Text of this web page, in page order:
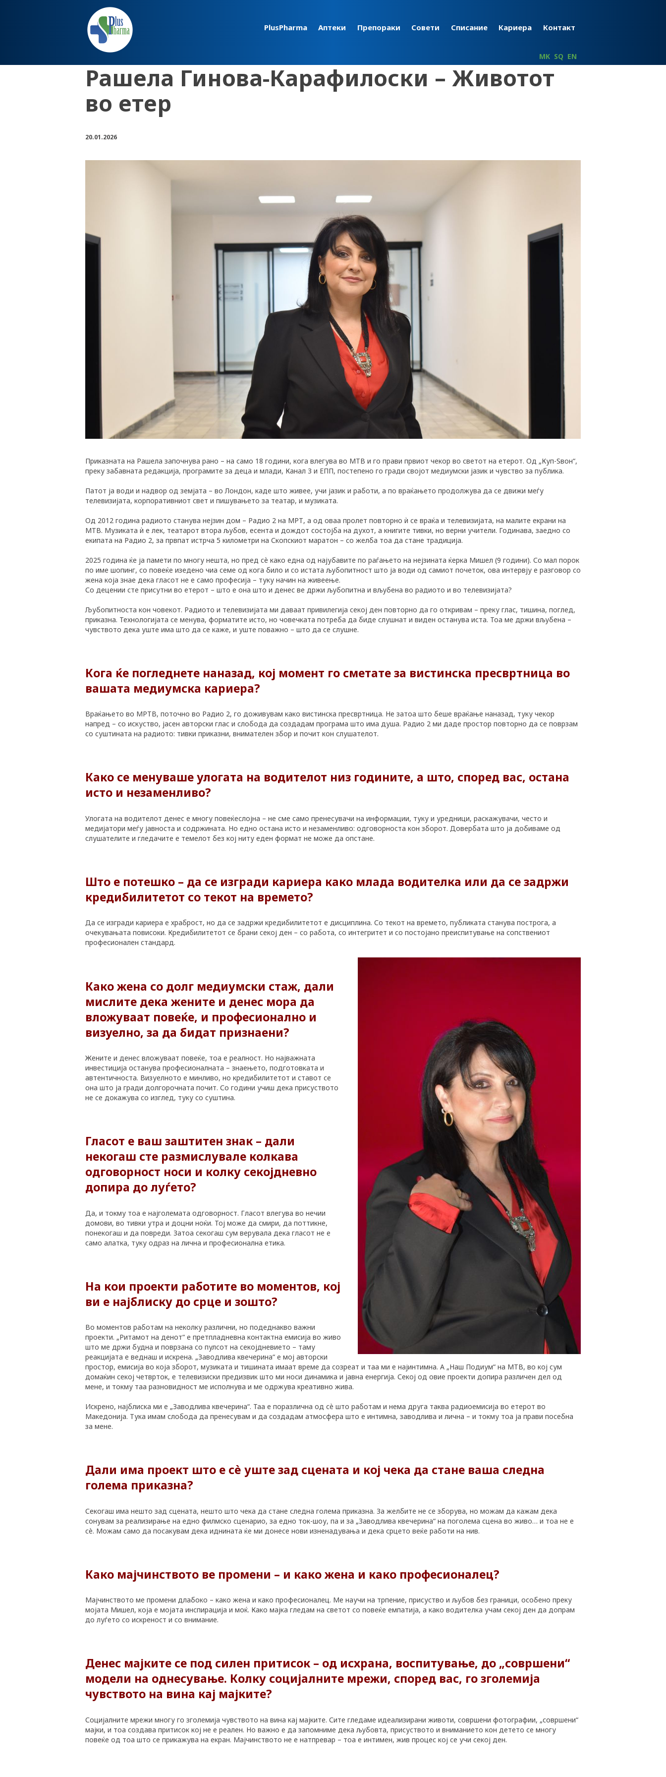
PlusPharma Аптеки Препораки Совети Списание Кариера Контакт
MK SQ EN
PLUSPHARMA
ПРЕПОРАКИ
Рашела Гинова-Карафилоски – Животот
во етер
20.01.2026
Приказната на Рашела започнува рано – на само 18 години, кога влегува во МТВ и го прави првиот чекор во светот на етерот. Од „Куп-Ѕвон“,
преку забавната редакција, програмите за деца и млади, Канал 3 и ЕПП, постепено го гради својот медиумски јазик и чувство за публика.
Патот ја води и надвор од земјата – во Лондон, каде што живее, учи јазик и работи, а по враќањето продолжува да се движи меѓу
телевизијата, корпоративниот свет и пишувањето за театар, и музиката.
Од 2012 година радиото станува нејзин дом – Радио 2 на МРТ, а од оваа пролет повторно ѝ се враќа и телевизијата, на малите екрани на
МТВ. Музиката ѝ е лек, театарот втора љубов, есента и дождот состојба на духот, а книгите тивки, но верни учители. Годинава, заедно со
екипата на Радио 2, за првпат истрча 5 километри на Скопскиот маратон – со желба тоа да стане традиција.
2025 година ќе ја памети по многу нешта, но пред сè како една од најубавите по раѓањето на нејзината ќерка Мишел (9 години). Со мал порок
по име шопинг, со повеќе изедено чиа семе од кога било и со истата љубопитност што ја води од самиот почеток, ова интервју е разговор со
жена која знае дека гласот не е само професија – туку начин на живеење.
Со децении сте присутни во етерот – што е она што и денес ве држи љубопитна и вљубена во радиото и во телевизијата?
Љубопитноста кон човекот. Радиото и телевизијата ми даваат привилегија секој ден повторно да го откривам – преку глас, тишина, поглед,
приказна. Технологијата се менува, форматите исто, но човечката потреба да биде слушнат и виден останува иста. Тоа ме држи вљубена –
чувството дека уште има што да се каже, и уште поважно – што да се слушне.
Кога ќе погледнете наназад, кој момент го сметате за вистинска пресвртница во
вашата медиумска кариера?
Враќањето во МРТВ, поточно во Радио 2, го доживувам како вистинска пресвртница. Не затоа што беше враќање наназад, туку чекор
напред – со искуство, јасен авторски глас и слобода да создадам програма што има душа. Радио 2 ми даде простор повторно да се поврзам
со суштината на радиото: тивки приказни, внимателен збор и почит кон слушателот.
Како се менуваше улогата на водителот низ годините, а што, според вас, остана
исто и незаменливо?
Улогата на водителот денес е многу повеќеслојна – не сме само пренесувачи на информации, туку и уредници, раскажувачи, често и
медијатори меѓу јавноста и содржината. Но едно остана исто и незаменливо: одговорноста кон зборот. Довербата што ја добиваме од
слушателите и гледачите е темелот без кој ниту еден формат не може да опстане.
Што е потешко – да се изгради кариера како млада водителка или да се задржи
кредибилитетот со текот на времето?
Да се изгради кариера е храброст, но да се задржи кредибилитетот е дисциплина. Со текот на времето, публиката станува построга, а
очекувањата повисоки. Кредибилитетот се брани секој ден – со работа, со интегритет и со постојано преиспитување на сопствениот
професионален стандард.
Како жена со долг медиумски стаж, дали
мислите дека жените и денес мора да
вложуваат повеќе, и професионално и
визуелно, за да бидат признаени?
Жените и денес вложуваат повеќе, тоа е реалност. Но најважната
инвестиција останува професионалната – знаењето, подготовката и
автентичноста. Визуелното е минливо, но кредибилитетот и ставот се
она што ја гради долгорочната почит. Со години учиш дека присуството
не се докажува со изглед, туку со суштина.
Гласот е ваш заштитен знак – дали
некогаш сте размислувале колкава
одговорност носи и колку секојдневно
допира до луѓето?
Да, и токму тоа е најголемата одговорност. Гласот влегува во нечии
домови, во тивки утра и доцни ноќи. Тој може да смири, да поттикне,
понекогаш и да повреди. Затоа секогаш сум верувала дека гласот не е
само алатка, туку одраз на лична и професионална етика.
На кои проекти работите во моментов, кој
ви е најблиску до срце и зошто?
Во моментов работам на неколку различни, но подеднакво важни
проекти. „Ритамот на денот“ е претпладневна контактна емисија во живо
што ме држи будна и поврзана со пулсот на секојдневието – таму
реакцијата е веднаш и искрена. „Заводлива квечерина“ е мој авторски
простор, емисија во која зборот, музиката и тишината имаат време да созреат и таа ми е најинтимна. А „Наш Подиум“ на МТВ, во кој сум
домаќин секој четврток, е телевизиски предизвик што ми носи динамика и јавна енергија. Секој од овие проекти допира различен дел од
мене, и токму таа разновидност ме исполнува и ме одржува креативно жива.
Искрено, најблиска ми е „Заводлива квечерина“. Таа е поразлична од сè што работам и нема друга таква радиоемисија во етерот во
Македонија. Тука имам слобода да пренесувам и да создадам атмосфера што е интимна, заводлива и лична – и токму тоа ја прави посебна
за мене.
Дали има проект што е сè уште зад сцената и кој чека да стане ваша следна
голема приказна?
Секогаш има нешто зад сцената, нешто што чека да стане следна голема приказна. За желбите не се зборува, но можам да кажам дека
сонувам за реализирање на едно филмско сценарио, за едно ток-шоу, па и за „Заводлива квечерина“ на поголема сцена во живo… и тоа не е
сè. Можам само да посакувам дека иднината ќе ми донесе нови изненадувања и дека срцето веќе работи на нив.
Како мајчинството ве промени – и како жена и како професионалец?
Мајчинството ме промени длабоко – како жена и како професионалец. Ме научи на трпение, присуство и љубов без граници, особено преку
мојата Мишел, која е мојата инспирација и моќ. Како мајка гледам на светот со повеќе емпатија, а како водителка учам секој ден да допрам
до луѓето со искреност и со внимание.
Денес мајките се под силен притисок – од исхрана, воспитување, до „совршени“
модели на однесување. Колку социјалните мрежи, според вас, го зголемија
чувството на вина кај мајките?
Социјалните мрежи многу го зголемија чувството на вина кај мајките. Сите гледаме идеализирани животи, совршени фотографии, „совршени“
мајки, и тоа создава притисок кој не е реален. Но важно е да запомниме дека љубовта, присуството и вниманието кон детето се многу
повеќе од тоа што се прикажува на екран. Мајчинството не е натпревар – тоа е интимен, жив процес кој се учи секој ден.